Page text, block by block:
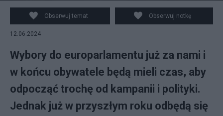
PAP/Tomasz Gzell
Obserwuj temat Obserwuj notkę
12.06.2024
Wybory do europarlamentu już za nami i
w końcu obywatele będą mieli czas, aby
odpocząć trochę od kampanii i polityki.
Jednak już w przyszłym roku odbędą się